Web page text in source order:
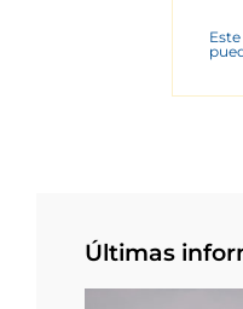
Últimas